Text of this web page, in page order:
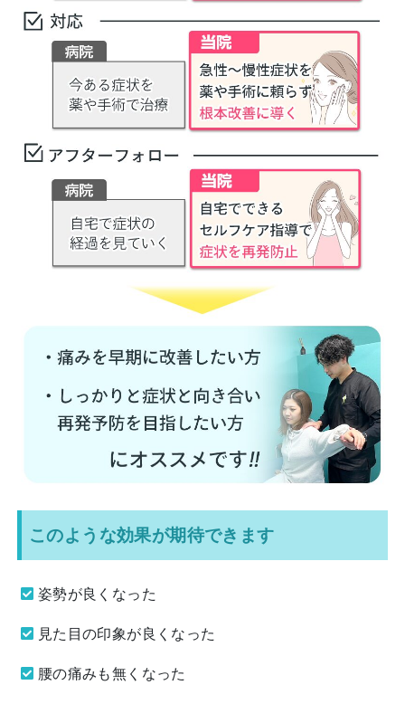
このような効果が期待できます
姿勢が良くなった
見た目の印象が良くなった
腰の痛みも無くなった